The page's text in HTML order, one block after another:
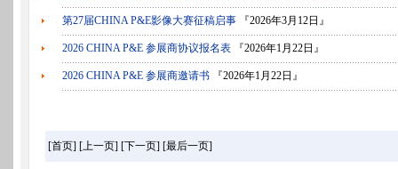
第27届CHINA P&E影像大赛征稿启事 『2026年3月12日』
2026 CHINA P&E 参展商协议报名表 『2026年1月22日』
2026 CHINA P&E 参展商邀请书 『2026年1月22日』
[首页] [上一页] [下一页] [最后一页]